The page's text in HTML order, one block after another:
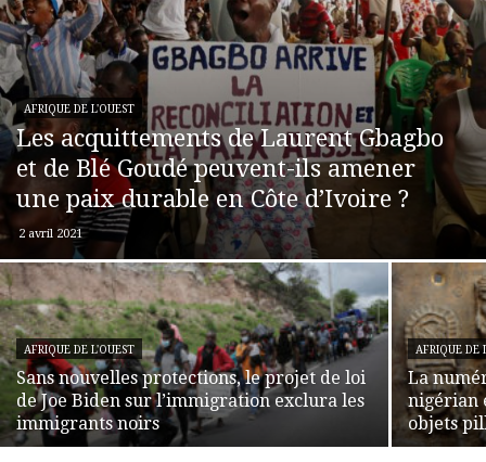
AFRIQUE DE L'OUEST
Les acquittements de Laurent Gbagbo
et de Blé Goudé peuvent-ils amener
une paix durable en Côte d’Ivoire ?
2 avril 2021
AFRIQUE DE L'OUEST
Sans nouvelles protections, le projet de loi
de Joe Biden sur l’immigration exclura les
immigrants noirs
AFRIQUE DE
La
nigérian
objets